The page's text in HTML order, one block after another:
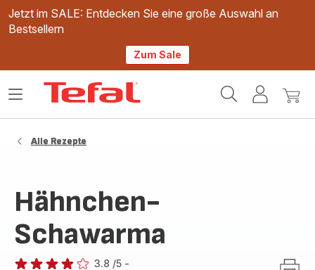
Jetzt im SALE: Entdecken Sie eine große Auswahl an
Bestsellern
Zum Sale
Mein
Mein
Das
Alle Rezepte
Hähnchen-
Schawarma
3.8 /5 -